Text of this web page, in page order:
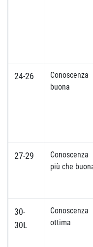
24-26
Conoscenza
buona
27-29
Conoscenza
più che
30-
30L
Conoscenza
ottima